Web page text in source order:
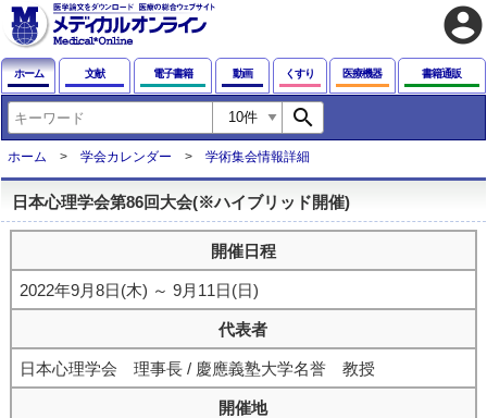
account_circle
ホーム 文献 電子書籍 動画 くすり 医療機器 書籍通販
search
ホーム 学会カレンダー 学術集会情報詳細
日本心理学会第86回大会(※ハイブリッド開催)
開催日程
2022年9月8日(木) ～ 9月11日(日)
代表者
日本心理学会 理事長 / 慶應義塾大学名誉 教授
開催地